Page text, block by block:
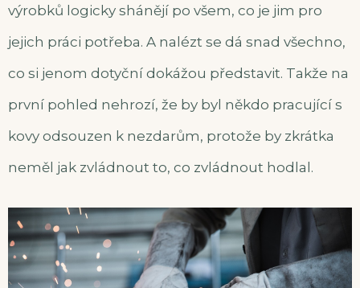
výrobků logicky shánějí po všem, co je jim pro
jejich práci potřeba. A nalézt se dá snad všechno,
co si jenom dotyční dokážou představit. Takže na
první pohled nehrozí, že by byl někdo pracující s
kovy odsouzen k nezdarům, protože by zkrátka
neměl jak zvládnout to, co zvládnout hodlal.